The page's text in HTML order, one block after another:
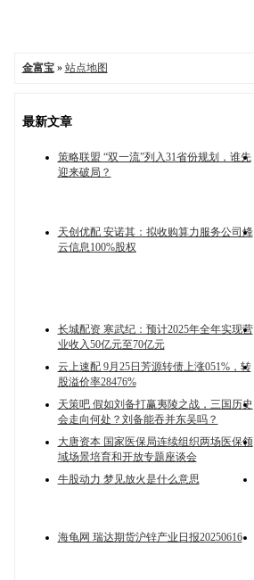
金富宝» 站点地图
最新文章
策略联盟 “双一流”列入31省份规划，谁先
迎来破局？
天创优配 安诺其：拟收购算力服务公司烽
云信息100%股权
长城配资 寒武纪：预计2025年全年实现营
业收入50亿元至70亿元
云上速配 9月25日芳源转债上涨051%，转
股溢价率28476%
天策吧 假如刘备打赢夷陵之战，三国历史
会走向何处？刘备能吞并东吴吗？
大唐资本 国家医保局连续组织两场医保领
域场景培育和开放专题座谈会
牛股动力 梦见放火是什么意思
海龟网 瑞达期货沪锌产业日报20250616